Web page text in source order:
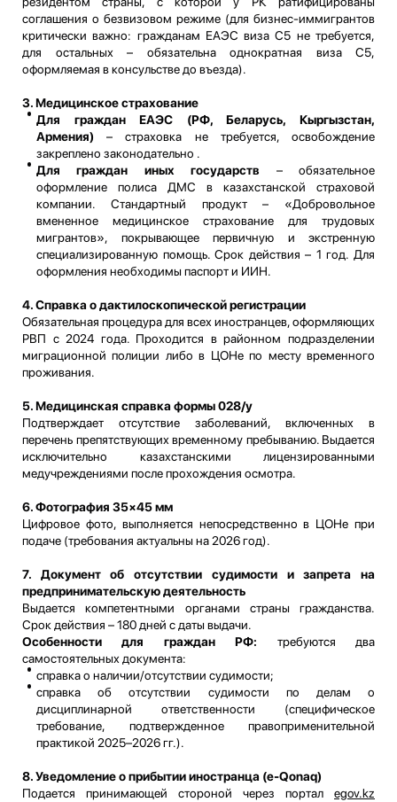
соглашения о безвизовом режиме (для бизнес-иммигрантов
критически важно: гражданам ЕАЭС виза С5 не требуется,
для остальных – обязательна однократная виза С5,
оформляемая в консульстве до въезда).
3. Медицинское страхование
Для граждан ЕАЭС (РФ, Беларусь, Кыргызстан,
Армения) – страховка не требуется, освобождение
закреплено законодательно .
Для граждан иных государств – обязательное
оформление полиса ДМС в казахстанской страховой
компании. Стандартный продукт – «Добровольное
вмененное медицинское страхование для трудовых
мигрантов», покрывающее первичную и экстренную
специализированную помощь. Срок действия – 1 год. Для
оформления необходимы паспорт и ИИН.
4. Справка о дактилоскопической регистрации
Обязательная процедура для всех иностранцев, оформляющих
РВП с 2024 года. Проходится в районном подразделении
миграционной полиции либо в ЦОНе по месту временного
проживания.
5. Медицинская справка формы 028/у
Подтверждает отсутствие заболеваний, включенных в
перечень препятствующих временному пребыванию. Выдается
исключительно казахстанскими лицензированными
медучреждениями после прохождения осмотра.
6. Фотография 35×45 мм
Цифровое фото, выполняется непосредственно в ЦОНе при
подаче (требования актуальны на 2026 год).
7. Документ об отсутствии судимости и запрета на
предпринимательскую деятельность
Выдается компетентными органами страны гражданства.
Срок действия – 180 дней с даты выдачи.
Особенности для граждан РФ: требуются два
самостоятельных документа:
справка о наличии/отсутствии судимости;
справка об отсутствии судимости по делам о
дисциплинарной ответственности (специфическое
требование, подтвержденное правоприменительной
практикой 2025–2026 гг.).
8. Уведомление о прибытии иностранца (e-Qonaq)
Подается принимающей стороной через портал egov.kz